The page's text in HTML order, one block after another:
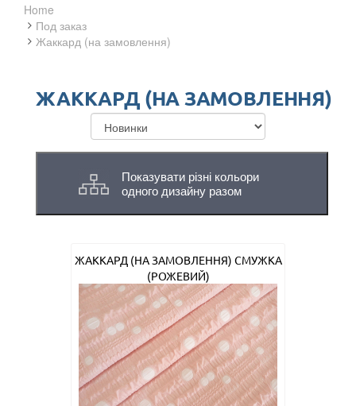
Home
под заказ
Жаккард (на замовлення)
ЖАККАРД (НА ЗАМОВЛЕННЯ)
Показувати різні кольори
одного дизайну разом
ЖАККАРД (НА ЗАМОВЛЕННЯ) СМУЖКА
(РОЖЕВИЙ)